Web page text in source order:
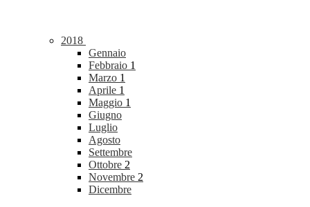
2018
Gennaio
Febbraio 1
Marzo 1
Aprile 1
Maggio 1
Giugno
Luglio
Agosto
Settembre
Ottobre 2
Novembre 2
Dicembre